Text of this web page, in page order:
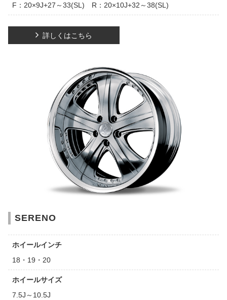
F：20×9J+27～33(SL) R：20×10J+32～38(SL)
詳しくはこちら
SERENO
ホイールインチ
18・19・20
ホイールサイズ
7.5J～10.5J